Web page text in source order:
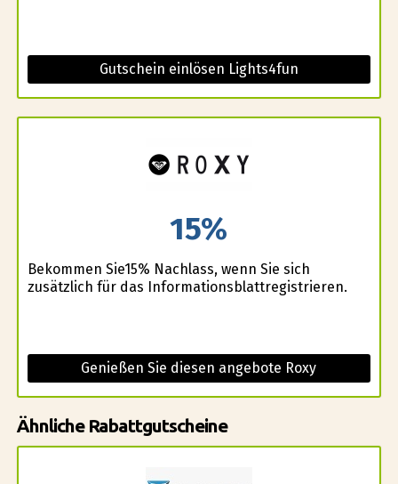
Gutschein einlösen Lights4fun
15%
Bekommen Sie15% Nachlass, wenn Sie sich
zusätzlich für das Informationsblattregistrieren.
Genießen Sie diesen angebote Roxy
Ähnliche Rabattgutscheine